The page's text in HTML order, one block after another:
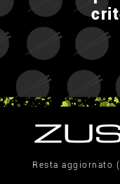
Resta aggiornato